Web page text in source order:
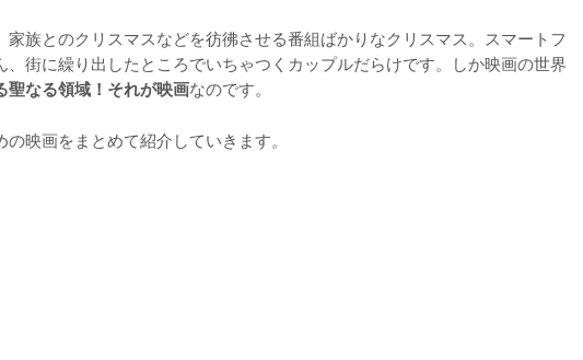
族とのクリスマスなどを彷彿させる番組ばかりなクリスマス。スマートフ
、街に繰り出したところでいちゃつくカップルだらけです。しか映画の世界
聖なる領域！それが映画なのです。
映画をまとめて紹介していきます。